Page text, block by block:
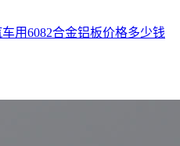
用6082合金铝板价格多少钱